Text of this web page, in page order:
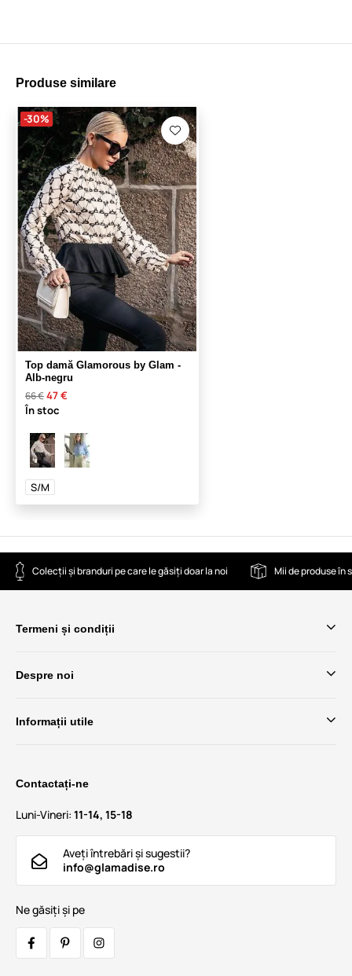
Produse similare
-30%
Top damă Glamorous by Glam -
Alb-negru
66 €47 €
În stoc
S/M
Colecții și branduri pe care le găsiți doar la noi Mii de produse în
Termeni și condiții
Despre noi
Informații utile
Contactați-ne
Luni-Vineri: 11-14, 15-18
Aveți întrebări și sugestii?
info@glamadise.ro
Ne găsiți și pe